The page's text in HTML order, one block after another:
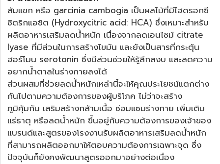
ส้มแขก หรือ garcinia cambogia เป็นผลไม้ที่มีไฮดรอกซี
ซิตริกแอซิต (Hydroxycitric acid: HCA) ซึ่งเหมาะสำหรับ
ผลิตอาหารเสริมลดน้ำหนัก เนื่องจากลดเอนไซม์ citrate
lyase ที่มีส่วนในการสร้างไขมัน และยังเป็นสารที่กระตุ้น
ฮอร์โมน serotonin ซึ่งมีส่วนช่วยให้รู้สึกสงบ และลดความ
อยากน้ำตาลในร่างกายลงได้
ส่วนผสมที่ช่วยลดน้ำหนักเหล่านี้จะให้คุณประโยชน์แตกต่าง
กันไปตามความต้องการของผู้บริโภค ไม่ว่าจะสร้าง
ภูมิคุ้มกัน เสริมสร้างกล้ามเนื้อ ซ่อมแซมร่างกาย เพิ่มเติม
แร่ธาตุ หรือลดน้ำหนัก ขึ้นอยู่กับความต้องการของเจ้าของ
แบรนด์และสูตรของโรงงานรับผลิตอาหารเสริมลดน้ำหนัก
ที่สามารถผลิตออกมาให้ตอบความต้องการเฉพาะจุด ซึ่ง
ปัจจุบันก็ยังคงพัฒนาสูตรออกมาอย่างต่อเนื่อง